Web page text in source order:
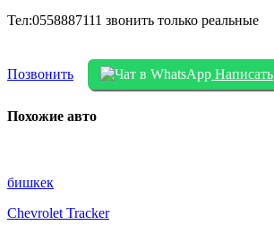
Тел:0558887111 звонить только реальные
Позвонить Написать
Похожие авто
бишкек
Chevrolet Tracker